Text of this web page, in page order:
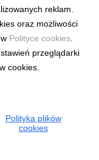
reklam.
oraz możliwości
Polityce cookies
przeglądarki
cookies.
Polityka plików
cookies